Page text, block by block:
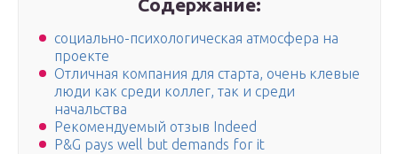
Содержание:
социально-психологическая атмосфера на
проекте
Отличная компания для старта, очень клевые
люди как среди коллег, так и среди
начальства
Рекомендуемый отзыв Indeed
P&G pays well but demands for it